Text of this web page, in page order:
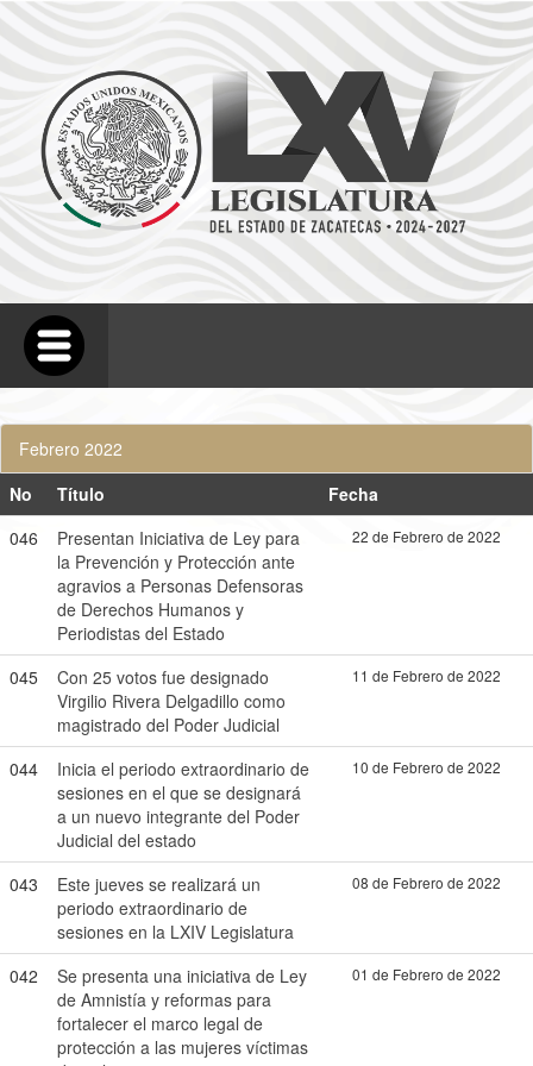
Febrero 2022
No
Título
Fecha
046
Presentan Iniciativa de Ley para
la Prevención y Protección ante
agravios a Personas Defensoras
de Derechos Humanos y
Periodistas del Estado
22 de Febrero de 2022
045
Con 25 votos fue designado
Virgilio Rivera Delgadillo como
magistrado del Poder Judicial
11 de Febrero de 2022
044
Inicia el periodo extraordinario de
sesiones en el que se designará
a un nuevo integrante del Poder
Judicial del estado
10 de Febrero de 2022
043
Este jueves se realizará un
periodo extraordinario de
sesiones en la LXIV Legislatura
08 de Febrero de 2022
042
Se presenta una iniciativa de Ley
de Amnistía y reformas para
fortalecer el marco legal de
protección a las mujeres víctimas
01 de Febrero de 2022